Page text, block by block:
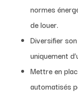
normes
de louer.
Diversifier
uniquement
Mettre en
automatisés